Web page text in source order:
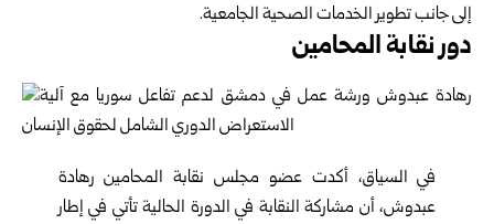
إلى جانب تطوير الخدمات الصحية الجامعية.
دور نقابة المحامين
في السياق، أكدت عضو مجلس نقابة المحامين رهادة
عبدوش، أن مشاركة النقابة في الدورة الحالية تأتي في إطار